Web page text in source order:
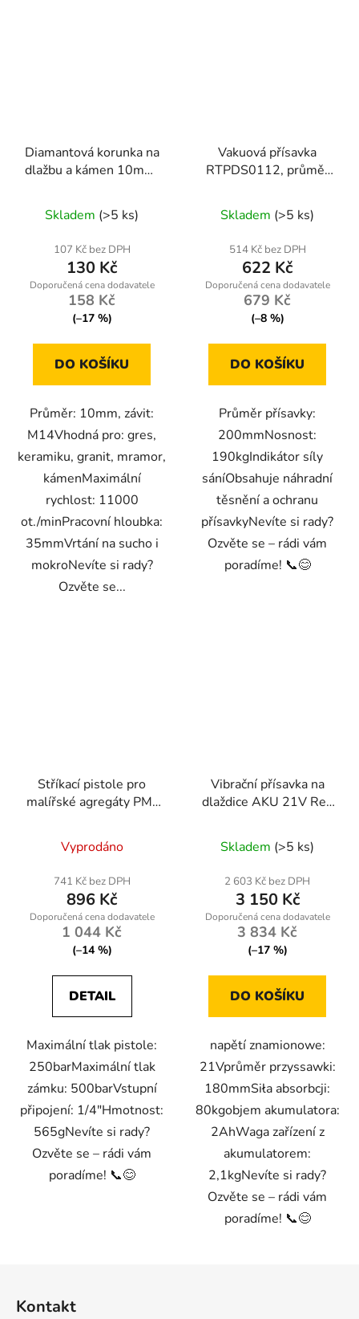
Diamantová korunka na
dlažbu a kámen 10mm,
Skladem (>5 ks)
107 Kč bez DPH
130 Kč
158 Kč
(–17 %)
DO KOŠÍKU
Průměr: 10mm, závit:
M14Vhodná pro: gres,
keramiku, granit, mramor,
kámenMaximální
rychlost: 11000
ot./minPracovní hloubka:
35mmVrtání na sucho i
mokroNevíte si rady?
Ozvěte se...
Vakuová přísavka
RTPDS0112, průměr
Skladem (>5 ks)
514 Kč bez DPH
622 Kč
679 Kč
(–8 %)
DO KOŠÍKU
Průměr přísavky:
200mmNosnost:
190kgIndikátor síly
sáníObsahuje náhradní
těsnění a ochranu
přísavkyNevíte si rady?
Ozvěte se – rádi vám
poradíme! 📞😊
Stříkací pistole pro
malířské agregáty PM-
1500M
Vyprodáno
741 Kč bez DPH
896 Kč
1 044 Kč
(–14 %)
DETAIL
Maximální tlak pistole:
250barMaximální tlak
zámku: 500barVstupní
připojení: 1/4″Hmotnost:
565gNevíte si rady?
Ozvěte se – rádi vám
poradíme! 📞😊
Vibrační přísavka na
dlaždice AKU 21V Red
Skladem (>5 ks)
2 603 Kč bez DPH
3 150 Kč
3 834 Kč
(–17 %)
DO KOŠÍKU
napětí znamionowe:
21Vprůměr przyssawki:
180mmSiła absorbcji:
80kgobjem akumulatora:
2AhWaga zařízení z
akumulatorem:
2,1kgNevíte si rady?
Ozvěte se – rádi vám
poradíme! 📞😊
Kontakt